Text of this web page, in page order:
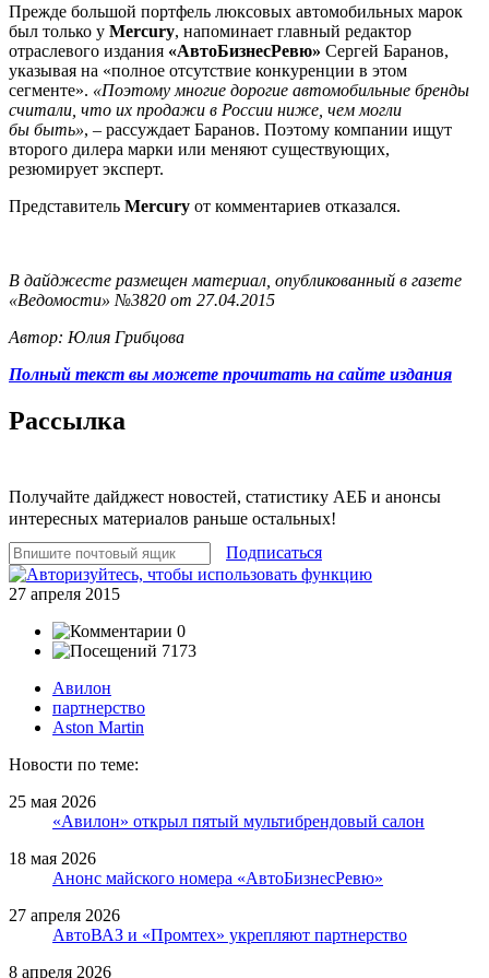
Прежде большой портфель люксовых автомобильных марок
был только у Mercury, напоминает главный редактор
отраслевого издания «АвтоБизнесРевю» Сергей Баранов,
указывая на «полное отсутствие конкуренции в этом
сегменте». «Поэтому многие дорогие автомобильные бренды
считали, что их продажи в России ниже, чем могли
бы быть», – рассуждает Баранов. Поэтому компании ищут
второго дилера марки или меняют существующих,
резюмирует эксперт.
Представитель Mercury от комментариев отказался.
В дайджесте размещен материал, опубликованный в газете
«Ведомости» №3820 от 27.04.2015
Автор: Юлия Грибцова
Полный текст вы можете прочитать на сайте издания
Рассылка
Получайте дайджест новостей, статистику АЕБ и анонсы
интересных материалов раньше остальных!
Подписаться
27 апреля 2015
0
7173
Авилон
партнерство
Aston Martin
Новости по теме:
25 мая 2026
«Авилон» открыл пятый мультибрендовый салон
18 мая 2026
Анонс майского номера «АвтоБизнесРевю»
27 апреля 2026
АвтоВАЗ и «Промтех» укрепляют партнерство
8 апреля 2026